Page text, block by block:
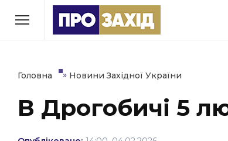
РУБРИКИ
Економіка Здоров’я
Політика Соціум
Головна » Новини Західної України
В Дрогобичі 5